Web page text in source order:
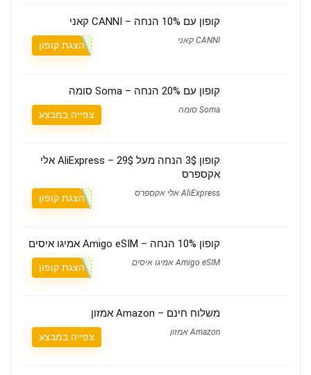
קופון עם 10% הנחה – CANNI קאני
CANNI קאני הצגת קופון
קופון עם 20% הנחה – Soma סומה
Soma סומה צפייה במבצע
קופון 3$ הנחה מעל 29$ – AliExpress אלי
אקספרס
AliExpress אלי אקספרס הצגת קופון
קופון 10% הנחה – Amigo eSIM אמיגו איסים
Amigo eSIM אמיגו איסים הצגת קופון
משלוח חינם – Amazon אמזון
Amazon אמזון צפייה במבצע